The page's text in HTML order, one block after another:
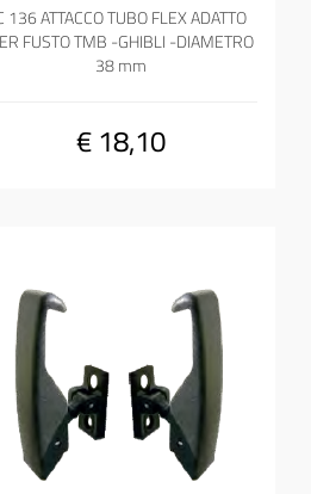
136 ATTACCO TUBO FLEX ADATTO
FUSTO TMB -GHIBLI -DIAMETRO
38 mm
€ 18,10